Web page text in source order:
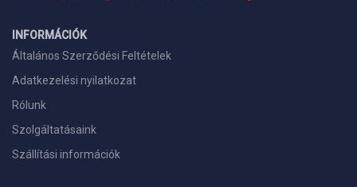
INFORMÁCIÓK
Általános Szerződési Feltételek
Adatkezelési nyilatkozat
Rólunk
Szolgáltatásaink
Szállítási információk